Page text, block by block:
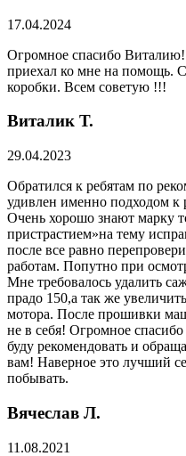
17.04.2024
Огромное спасибо
приехал ко мне на помощь.
коробки. Всем советую !!!
Виталик Т.
29.04.2023
Обратился к ребятам по
удивлен именно подходом к
Очень хорошо знают марку
пристрастием»на тему
после все равно
работам. Попутно при
Мне требовалось удалить
прадо 150,а так же
мотора. После прошивки
не в себя! Огромное спасибо
буду рекомендовать и
вам! Наверное это лучший
побывать.
Вячеслав Л.
11.08.2021